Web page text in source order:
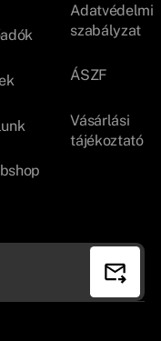
Adatvédelmi
szabályzat
ÁSZF
Vásárlási
tájékoztató